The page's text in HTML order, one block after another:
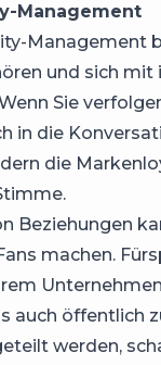
Management
Management
und sich
Sie
in die
die
Beziehungen
machen.
auch öffentlich
werden,